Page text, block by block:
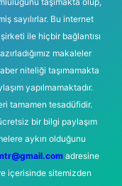
sayılırlar. Bu internet
ile hiçbir bağlantısı
makaleler
niteliği taşımamakta
yapılmamaktadır.
tamamen tesadüfidir.
bir bilgi paylaşım
aykırı olduğunu
adresine
içerisinde sitemizden